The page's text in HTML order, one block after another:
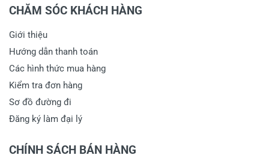
CHĂM SÓC KHÁCH HÀNG
Giới thiệu
Hướng dẫn thanh toán
Các hình thức mua hàng
Kiểm tra đơn hàng
Sơ đồ đường đi
Đăng ký làm đại lý
CHÍNH SÁCH BÁN HÀNG